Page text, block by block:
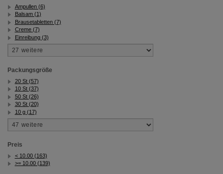
Ampullen (6)
Balsam (1)
Brausetabletten (7)
Creme (7)
Einreibung (3)
Packungsgröße
20 St (57)
10 St (37)
50 St (26)
30 St (20)
10 g (17)
Preis
< 10.00 (163)
>= 10.00 (139)